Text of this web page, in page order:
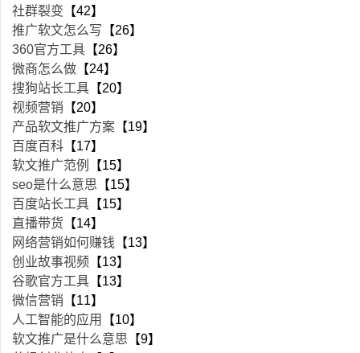
社群裂变 【42】
推广软文怎么写 【26】
360官方工具 【26】
微商怎么做 【24】
搜狗站长工具 【20】
视频营销 【20】
产品软文推广方案 【19】
百度百科 【17】
软文推广范例
【15】
seo是什么意思 【15】
百度站长工具 【15】
直播带货 【14】
网络营销如何赚钱 【13】
创业故事视频 【13】
谷歌官方工具 【13】
微信营销 【11】
人工智能的应用
【10】
软文推广是什么意思 【9】